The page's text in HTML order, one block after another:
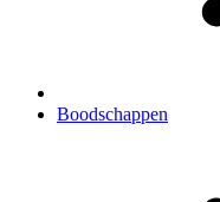
Boodschappen